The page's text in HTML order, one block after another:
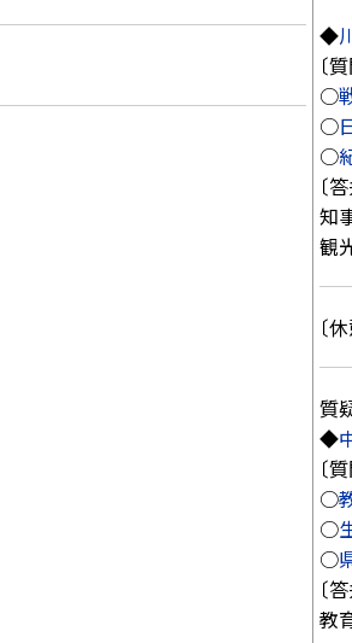
◆
〔
○
○
○
〔
知
観
〔
質
◆
〔
○
○
○
〔
教